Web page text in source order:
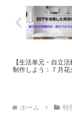
【生活単元・自立
制作しよう：７月花
ホーム 特